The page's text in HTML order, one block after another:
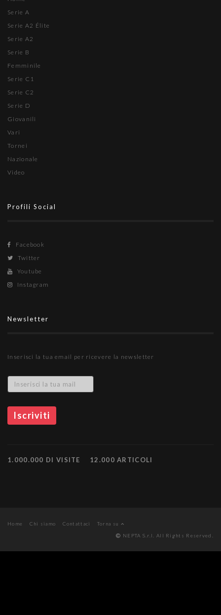
Serie A
Serie A2 Élite
Serie A2
Serie B
Femminile
Serie C1
Serie C2
Serie D
Giovanili
Vari
Tornei
Nazionale
Video
Profili Social
Facebook
Twitter
Youtube
Instagram
Newsletter
Inserisci la tua email per ricevere la newsletter
1.000.000 DI VISITE 12.000 ARTICOLI
Home Chi siamo Contattaci
Torna su
NEPTA S.r.l. All Rights Reserved.